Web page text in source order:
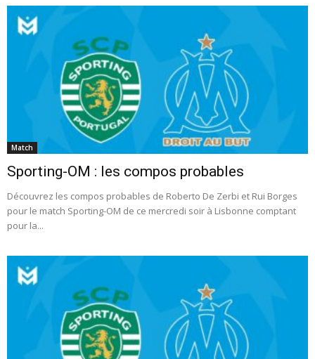
Match
Sporting-OM : les compos probables
Découvrez les compos probables de Roberto De Zerbi et Rui Borges
pour le match Sporting-OM de ce mercredi soir à Lisbonne comptant
pour la...